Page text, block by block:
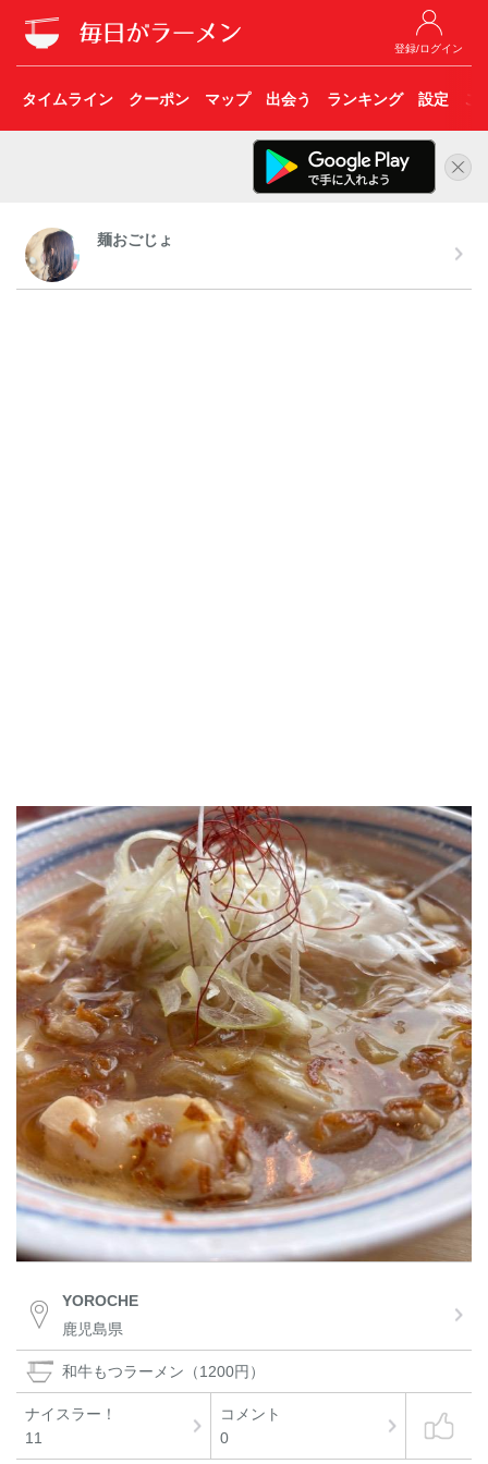
登録/ログイン
タイムライン クーポン マップ 出会う ランキング 設定 こ
麺おごじょ
YOROCHE
鹿児島県
和牛もつラーメン（1200円）
ナイスラー！
11
コメント
0